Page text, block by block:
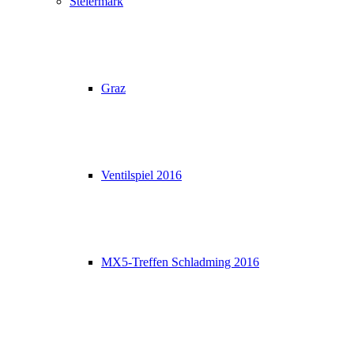
Graz
Ventilspiel 2016
MX5-Treffen Schladming 2016